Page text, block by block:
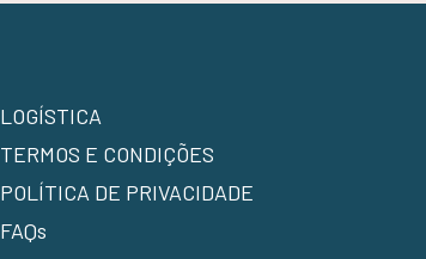
LOGÍSTICA
TERMOS E CONDIÇÕES
POLÍTICA DE PRIVACIDADE
FAQs